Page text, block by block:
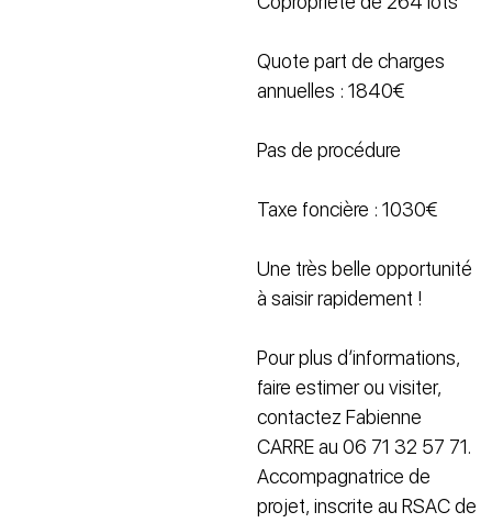
Quote part de charges
annuelles : 1840€
Pas de procédure
Taxe foncière : 1030€
Une très belle opportunité
à saisir rapidement !
Pour plus d’informations,
faire estimer ou visiter,
contactez Fabienne
CARRE au 06 71 32 57 71.
Accompagnatrice de
projet, inscrite au RSAC de